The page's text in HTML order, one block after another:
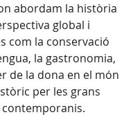
abordam la història
global i
com la conservació
la gastronomia,
de la dona en el món
per les grans
contemporanis.